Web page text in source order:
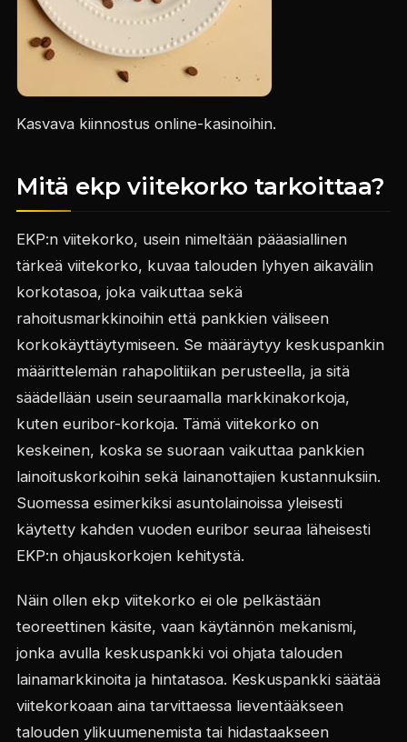
Kasvava kiinnostus online-kasinoihin.
Mitä ekp viitekorko tarkoittaa?
EKP:n viitekorko, usein nimeltään pääasiallinen
tärkeä viitekorko, kuvaa talouden lyhyen aikavälin
korkotasoa, joka vaikuttaa sekä
rahoitusmarkkinoihin että pankkien väliseen
korkokäyttäytymiseen. Se määräytyy keskuspankin
määrittelemän rahapolitiikan perusteella, ja sitä
säädellään usein seuraamalla markkinakorkoja,
kuten euribor-korkoja. Tämä viitekorko on
keskeinen, koska se suoraan vaikuttaa pankkien
lainoituskorkoihin sekä lainanottajien kustannuksiin.
Suomessa esimerkiksi asuntolainoissa yleisesti
käytetty kahden vuoden euribor seuraa läheisesti
EKP:n ohjauskorkojen kehitystä.
Näin ollen ekp viitekorko ei ole pelkästään
teoreettinen käsite, vaan käytännön mekanismi,
jonka avulla keskuspankki voi ohjata talouden
lainamarkkinoita ja hintatasoa. Keskuspankki säätää
viitekorkoaan aina tarvittaessa lieventääkseen
talouden ylikuumenemista tai hidastaakseen